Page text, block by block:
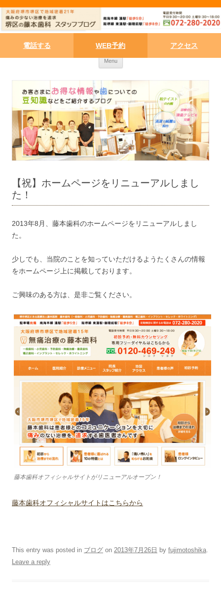
電話する WEB予約 アクセス
Menu Skip to content
【祝】ホームページをリニューアルしまし
た！
2013年8月、藤本歯科のホームページをリニューアルしまし
た。
少しでも、当院のことを知っていただけるようたくさんの情報
をホームページ上に掲載しております。
ご興味のある方は、是非ご覧ください。
藤本歯科オフィシャルサイトがリニューアルオープン！
藤本歯科オフィシャルサイトはこちらから
This entry was posted in ブログ on 2013年7月26日 by fujimotoshika.
Leave a reply